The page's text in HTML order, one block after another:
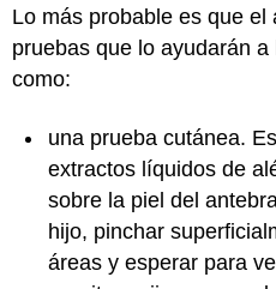
Lo más probable es que
pruebas que lo ayudarán
como:
una prueba cutánea.
extractos líquidos de
sobre la piel del
hijo, pinchar
áreas y esperar para